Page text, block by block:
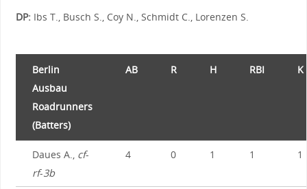
DP:Ibs T., Busch S., Coy N., Schmidt C., Lorenzen S.
Berlin
Ausbau
Roadrunners
(Batters)
AB R H RBI K
Daues A., cf-
rf-3b
4 0 1 1 1